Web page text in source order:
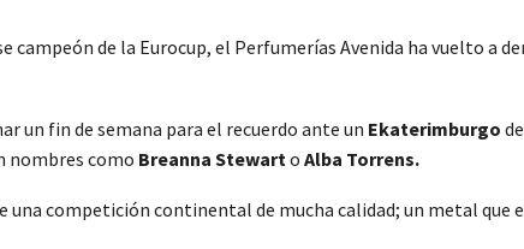
campeón de la Eurocup, el Perfumerías Avenida ha vuelto a
un fin de semana para el recuerdo ante un Ekaterimburgo
nombres como Breanna Stewart o Alba Torrens.
una competición continental de mucha calidad; un metal que